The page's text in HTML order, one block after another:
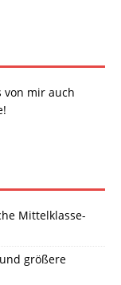
von mir auch
Mittelklasse-
größere